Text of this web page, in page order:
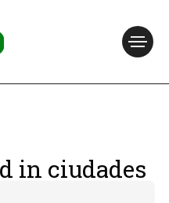
in ciudades